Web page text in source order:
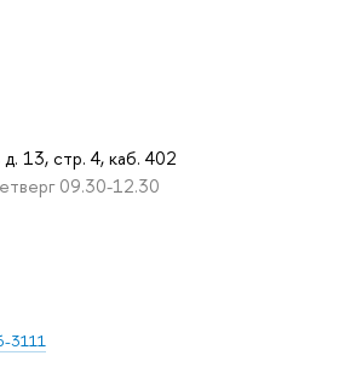
13, стр. 4, каб. 402
09.30-12.30
3111